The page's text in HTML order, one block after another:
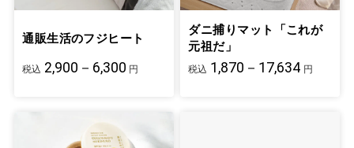
通販生活のフジヒート
税込 2,900－6,300 円
ダニ捕りマット「これが
元祖だ」
税込 1,870－17,634 円